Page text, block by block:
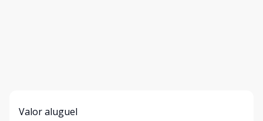
Valor aluguel